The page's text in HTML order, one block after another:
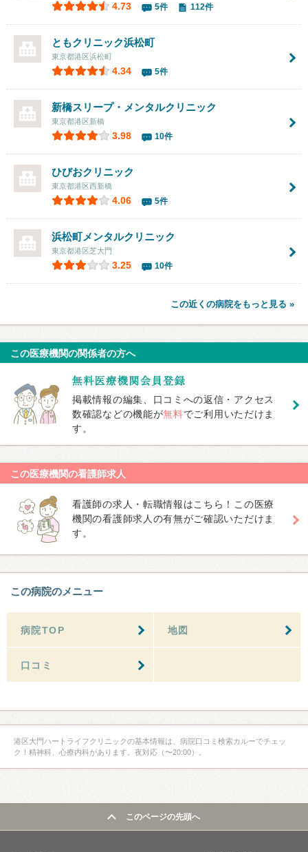
4.73 5件 112件
ともクリニック浜松町
東京都港区浜松町
4.34 5件
新橋スリープ・メンタルクリニック
東京都港区新橋
3.98 10件
ひびおクリニック
東京都港区西新橋
4.06 5件
浜松町メンタルクリニック
東京都港区芝大門
3.25 10件
この近くの病院をもっと見る »
この医療機関の関係者の方へ
掲載情報の編集、口コミへの返信・アクセス
数確認などの機能が無料でご利用いただけま
す。
この医療機関の看護師求人
看護師の求人・転職情報はこちら！この医療
機関の看護師求人の有無がご確認いただけま
す。
この病院のメニュー
病院TOP 地図
口コミ
港区大門ハートライフクリニックの基本情報は、病院口コミ検索カルーでチェッ
ク！精神科、心療内科があります。夜対応（〜20:00）。
このページの先頭へ